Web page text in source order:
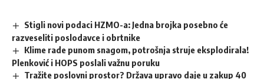
Stigli novi podaci HZMO-a: Jedna brojka posebno će
razveseliti poslodavce i obrtnike
Klime rade punom snagom, potrošnja struje eksplodirala!
Plenković i HOPS poslali važnu poruku
Tražite poslovni prostor? Država upravo daje u zakup 40